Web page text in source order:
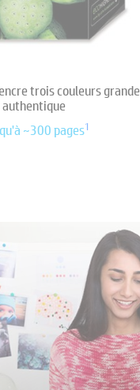
trois couleurs grande
~300 pages1